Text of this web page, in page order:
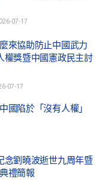
07-17
來協助防止中國武力
獎暨中國憲政民主討
07-17
國陷於「沒有人權」
劉曉波逝世九周年暨
禮簡報